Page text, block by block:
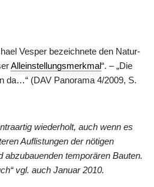
Vesper bezeichnete den Natur-
Alleinstellungsmerkmal“. – „Die
da…“ (DAV Panorama 4/2009, S.
wiederholt, auch wenn es
Auflistungen der nötigen
abzubauenden temporären Bauten.
vgl. auch Januar 2010.